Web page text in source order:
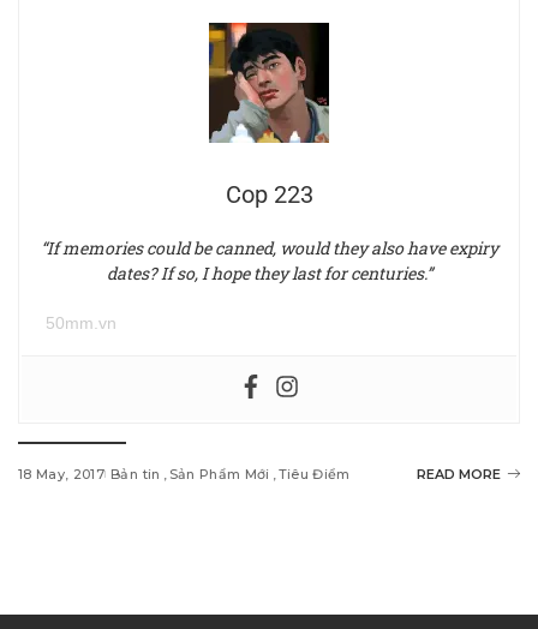
Cop 223
“If memories could be canned, would they also have expiry
dates? If so, I hope they last for centuries.”
50mm.vn
18 May, 2017 Bản tin Sản Phẩm Mới Tiêu Điểm READ MORE
n